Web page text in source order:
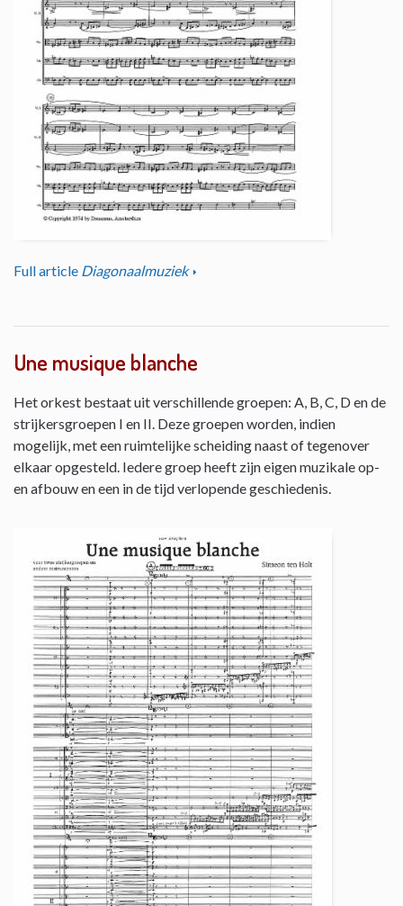
Full article Diagonaalmuziek
Une musique blanche
Het orkest bestaat uit verschillende groepen: A, B, C, D en de
strijkersgroepen I en II. Deze groepen worden, indien
mogelijk, met een ruimtelijke scheiding naast of tegenover
elkaar opgesteld. Iedere groep heeft zijn eigen muzikale op-
en afbouw en een in de tijd verlopende geschiedenis.